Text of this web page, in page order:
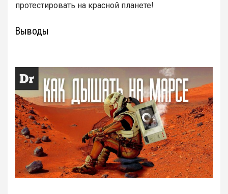
протестировать на красной планете!
Выводы